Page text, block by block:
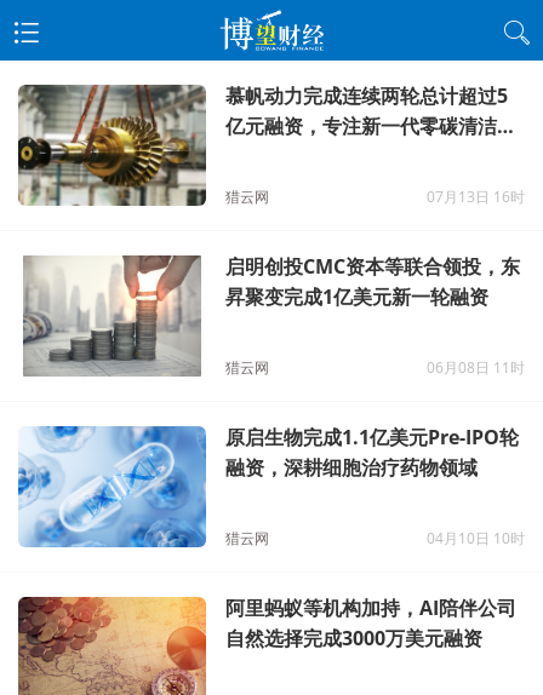
慕帆动力完成连续两轮总计超过5
亿元融资，专注新一代零碳清洁发
猎云网 07月13日 16时
启明创投CMC资本等联合领投，东
昇聚变完成1亿美元新一轮融资
猎云网 06月08日 11时
原启生物完成1.1亿美元Pre-IPO轮
融资，深耕细胞治疗药物领域
猎云网 04月10日 10时
阿里蚂蚁等机构加持，AI陪伴公司
自然选择完成3000万美元融资